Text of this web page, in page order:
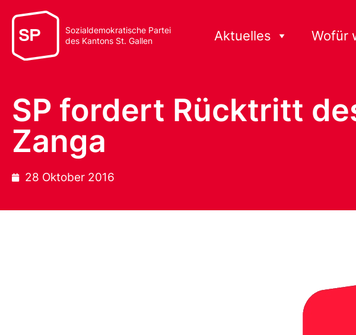
Sozialdemokratische Partei
des Kantons St. Gallen
Aktuelles Wofür
SP fordert Rücktritt
Zanga
28 Oktober 2016